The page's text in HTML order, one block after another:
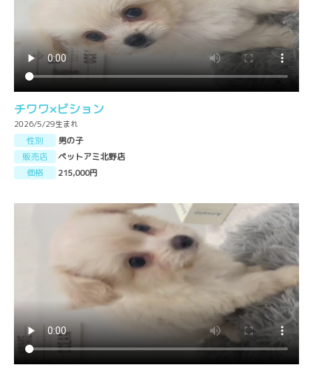
チワワ×ビション
2026/5/29生まれ
性別
男の子
販売店
ペットアミ北野店
価格
215,000円